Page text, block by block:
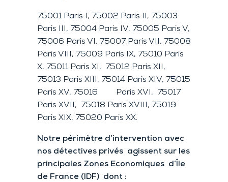
75001 Paris I, 75002 Paris II, 75003
Paris III, 75004 Paris IV, 75005 Paris V,
75006 Paris VI, 75007 Paris VII, 75008
Paris VIII, 75009 Paris IX, 75010 Paris
X, 75011 Paris XI, 75012 Paris XII,
75013 Paris XIII, 75014 Paris XIV, 75015
Paris XV, 75016 Paris XVI, 75017
Paris XVII, 75018 Paris XVIII, 75019
Paris XIX, 75020 Paris XX.
Notre périmètre d’intervention avec
nos détectives privés agissent sur les
principales Zones Economiques d’Île
de France (IDF) dont :